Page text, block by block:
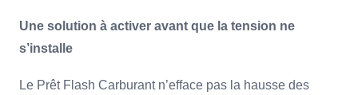
Une solution à activer avant que la tension ne
s’installe
Le Prêt Flash Carburant n’efface pas la hausse des